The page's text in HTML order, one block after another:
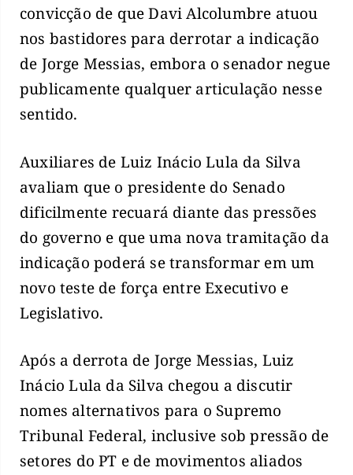
convicção de que Davi Alcolumbre atuou
nos bastidores para derrotar a indicação
de Jorge Messias, embora o senador negue
publicamente qualquer articulação nesse
sentido.
Auxiliares de Luiz Inácio Lula da Silva
avaliam que o presidente do Senado
dificilmente recuará diante das pressões
do governo e que uma nova tramitação da
indicação poderá se transformar em um
novo teste de força entre Executivo e
Legislativo.
Após a derrota de Jorge Messias, Luiz
Inácio Lula da Silva chegou a discutir
nomes alternativos para o Supremo
Tribunal Federal, inclusive sob pressão de
setores do PT e de movimentos aliados